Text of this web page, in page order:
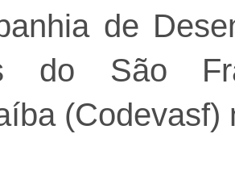
de
do São